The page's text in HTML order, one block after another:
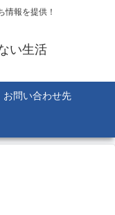
情報を提供！
い生活
お問い合わせ先